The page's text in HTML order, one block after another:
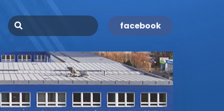
facebook